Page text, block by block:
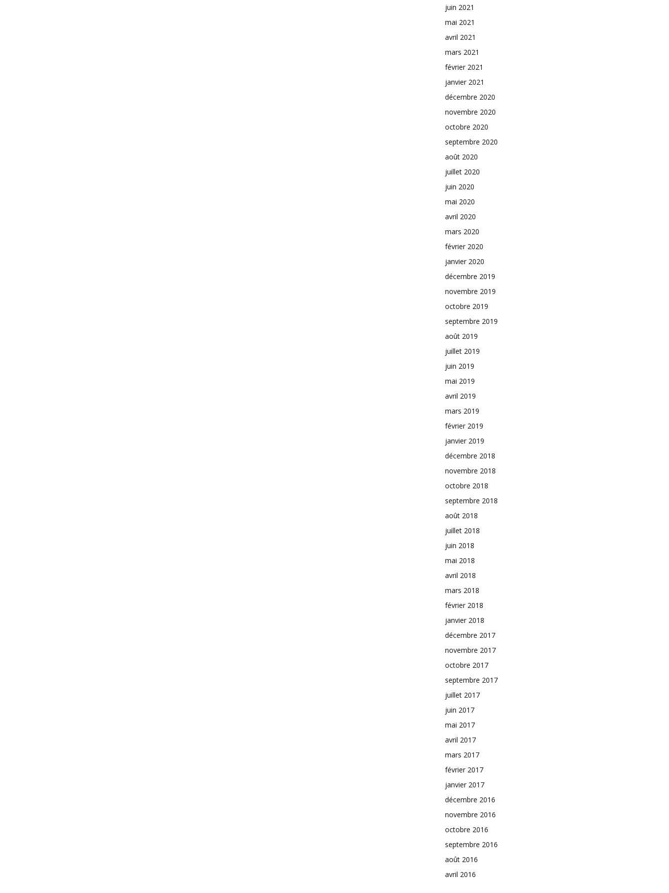
juin 2021
mai 2021
avril 2021
mars 2021
février 2021
janvier 2021
décembre 2020
novembre 2020
octobre 2020
septembre 2020
août 2020
juillet 2020
juin 2020
mai 2020
avril 2020
mars 2020
février 2020
janvier 2020
décembre 2019
novembre 2019
octobre 2019
septembre 2019
août 2019
juillet 2019
juin 2019
mai 2019
avril 2019
mars 2019
février 2019
janvier 2019
décembre 2018
novembre 2018
octobre 2018
septembre 2018
août 2018
juillet 2018
juin 2018
mai 2018
avril 2018
mars 2018
février 2018
janvier 2018
décembre 2017
novembre 2017
octobre 2017
septembre 2017
juillet 2017
juin 2017
mai 2017
avril 2017
mars 2017
février 2017
janvier 2017
décembre 2016
novembre 2016
octobre 2016
septembre 2016
août 2016
avril 2016